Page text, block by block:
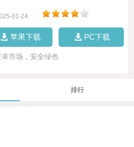
01-24
苹果下载 PC下载
卓市场，安全绿色
排行